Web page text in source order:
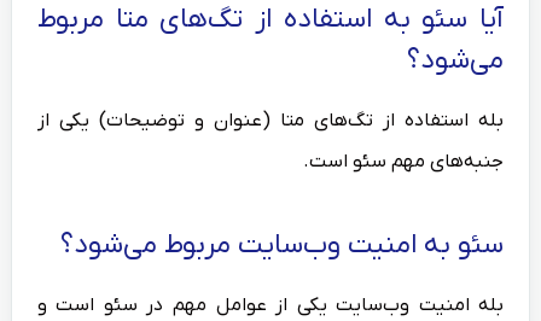
آیا سئو به استفاده از تگ‌های متا مربوط
می‌شود؟
بله استفاده از تگ‌های متا (عنوان و توضیحات) یکی از
جنبه‌های مهم سئو است.
سئو به امنیت وب‌سایت مربوط می‌شود؟
بله امنیت وب‌سایت یکی از عوامل مهم در سئو است و